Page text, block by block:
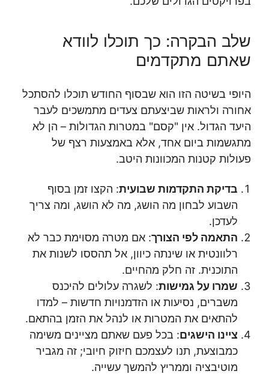
שלב הבקרה: כך תוכלו לוודא
שאתם מתקדמים
היופי בשיטה הזו הוא שבסוף החודש תוכלו להסתכל
אחורה ולראות שביצעתם צעדים מתמשכים לעבר
היעד הגדול. אין "קסם" במטרות הגדולות – הן לא
מתגשמות ביום אחד, אלא באמצעות רצף של
פעולות קטנות המכוונות היטב.
בדיקת התקדמות שבועית: הקצו זמן בסוף
השבוע לבחון מה הושג, מה לא הושג, ומה צריך
לעדכן.
התאמה לפי הצורך: אם מטרה מסוימת כבר לא
רלוונטית או שינתה כיוון, אל תהססו לשנות את
התוכנית. זה חלק מהחיים.
שמרו על גמישות: לשגרה עלולים להיכנס
משברים, נסיעות או הזדמנויות חדשות – למדו
להתאים את המטרות או לנהל את הזמן בהתאם.
ציינו הישגים: בכל פעם שאתם מציינים משימה
כמבוצעת, תנו לעצמכם חיזוק חיובי; זה מגביר
מוטיבציה וממריץ להמשך עשייה.